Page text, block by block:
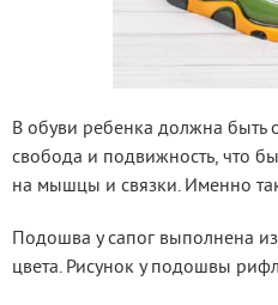
В обуви ребенка должна быть
свобода и подвижность, что
на мышцы и связки. Именно
Подошва у сапог выполнена
цвета. Рисунок у подошвы